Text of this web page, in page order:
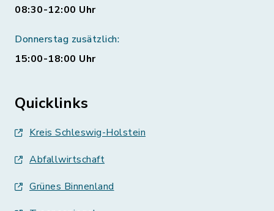
08:30-12:00 Uhr
Donnerstag zusätzlich:
15:00-18:00 Uhr
Quicklinks
Kreis Schleswig-Holstein
Abfallwirtschaft
Grünes Binnenland